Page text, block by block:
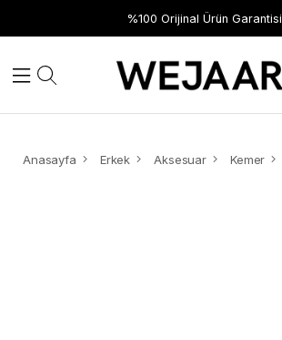
%100 Orijinal Ürün Garantisi
Hızlı Teslimat
Anasayfa Erkek Aksesuar Kemer